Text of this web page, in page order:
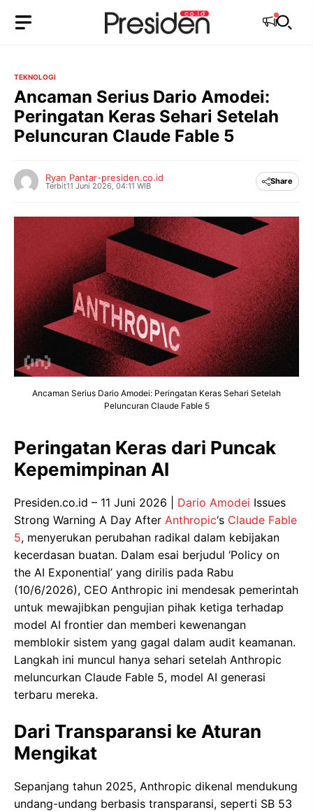
TEKNOLOGI
Ancaman Serius Dario Amodei:
Peringatan Keras Sehari Setelah
Peluncuran Claude Fable 5
Ryan Pantar-presiden.co.id
Terbit11 Juni 2026, 04:11 WIB Share
Ancaman Serius Dario Amodei: Peringatan Keras Sehari Setelah
Peluncuran Claude Fable 5
Peringatan Keras dari Puncak
Kepemimpinan AI
Presiden.co.id – 11 Juni 2026 | Dario Amodei Issues
Strong Warning A Day After Anthropic‘s Claude Fable
5, menyerukan perubahan radikal dalam kebijakan
kecerdasan buatan. Dalam esai berjudul ‘Policy on
the AI Exponential’ yang dirilis pada Rabu
(10/6/2026), CEO Anthropic ini mendesak pemerintah
untuk mewajibkan pengujian pihak ketiga terhadap
model AI frontier dan memberi kewenangan
memblokir sistem yang gagal dalam audit keamanan.
Langkah ini muncul hanya sehari setelah Anthropic
meluncurkan Claude Fable 5, model AI generasi
terbaru mereka.
Dari Transparansi ke Aturan
Mengikat
Sepanjang tahun 2025, Anthropic dikenal mendukung
undang-undang berbasis transparansi, seperti SB 53